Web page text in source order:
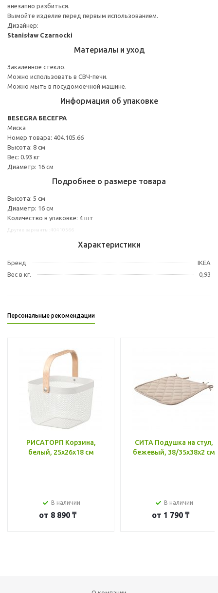
внезапно разбиться.
Вымойте изделие перед первым использованием.
Дизайнер:
Stanisław Czarnocki
Материалы и уход
Закаленное стекло.
Можно использовать в СВЧ-печи.
Можно мыть в посудомоечной машине.
Информация об упаковке
BESEGRA БЕСЕГРА
Миска
Номер товара: 404.105.66
Высота: 8 см
Вес: 0.93 кг
Диаметр: 16 см
Подробнее о размере товара
Высота: 5 см
Диаметр: 16 см
Количество в упаковке: 4 шт
Характеристики
Бренд
IKEA
Вес в кг.
0,93
Персональные рекомендации
РИСАТОРП Корзина,
белый, 25x26x18 см
В наличии
от 8 890 ₸
СИТА Подушка на стул,
бежевый, 38/35x38x2 см
В наличии
от 1 790 ₸